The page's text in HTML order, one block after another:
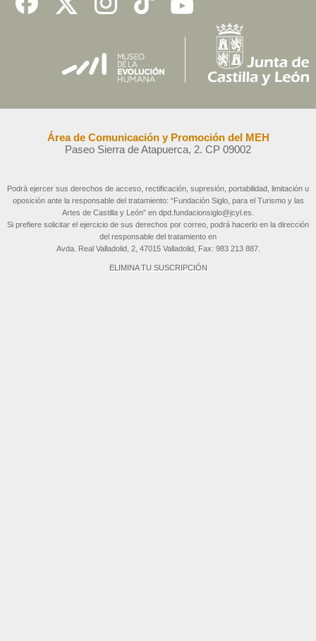
Área de Comunicación y Promoción del MEH
Paseo Sierra de Atapuerca, 2. CP 09002
Podrá ejercer sus derechos de acceso, rectificación, supresión, portabilidad, limitación u
oposición ante la responsable del tratamiento: “Fundación Siglo, para el Turismo y las
Artes de Castilla y León” en dpd.fundacionsiglo@jcyl.es.
Si prefiere solicitar el ejercicio de sus derechos por correo, podrá hacerlo en la dirección
del responsable del tratamiento en
Avda. Real Valladolid, 2, 47015 Valladolid, Fax: 983 213 887.
ELIMINA TU SUSCRIPCIÓN